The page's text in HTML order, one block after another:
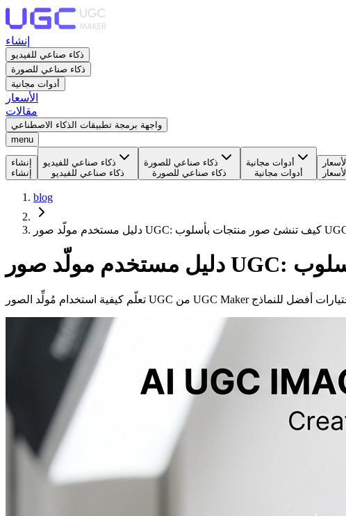
إنشاء
ذكاء صناعي للفيديو
ذكاء صناعي للصورة
أدوات مجانية
الأسعار
مقالات
واجهة برمجة تطبيقات الذكاء الاصطناعي
menu
إنشاء
إنشاء
ذكاء صناعي للفيديو
ذكاء صناعي للفيديو
ذكاء صناعي للصورة
ذكاء صناعي للصورة
أدوات مجانية
أدوات مجانية
الأسعار
الأسعار
blog